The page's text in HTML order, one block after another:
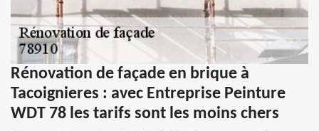
Rénovation de façade en brique à
Tacoignieres : avec Entreprise Peinture
WDT 78 les tarifs sont les moins chers